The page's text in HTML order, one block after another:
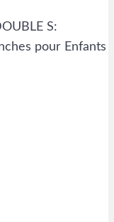
S:
pour Enfants